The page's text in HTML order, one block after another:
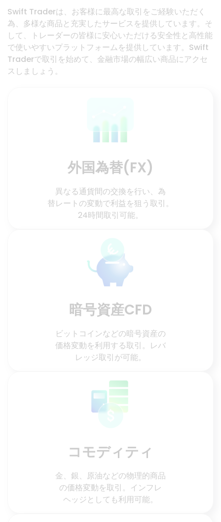
Swift Traderは、お客様に最高な取引をご経験いただく
為、多様な商品と充実したサービスを提供しています。そ
して、トレーダーの皆様に安心いただける安全性と高性能
で使いやすいプラットフォームを提供しています。Swift
Traderで取引を始めて、金融市場の幅広い商品にアクセ
スしましょう。
外国為替(FX)
異なる通貨間の交換を行い、為
替レートの変動で利益を狙う取引。
24時間取引可能。
暗号資産CFD
ビットコインなどの暗号資産の
価格変動を利用する取引。レバ
レッジ取引が可能。
コモディティ
金、銀、原油などの物理的商品
の価格変動を取引。インフレ
ヘッジとしても利用可能。